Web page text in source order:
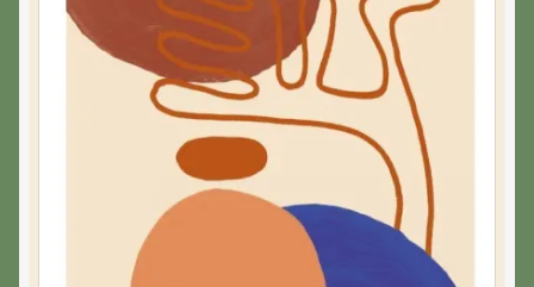
Blog & Hygge